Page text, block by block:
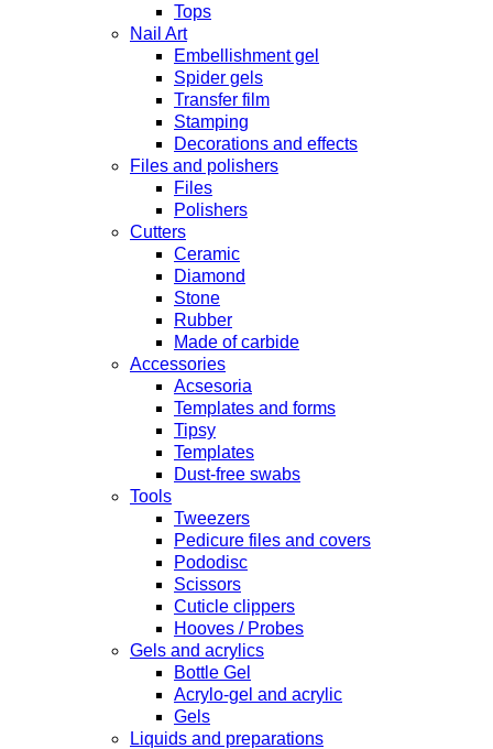
Tops
Nail Art
Embellishment gel
Spider gels
Transfer film
Stamping
Decorations and effects
Files and polishers
Files
Polishers
Cutters
Ceramic
Diamond
Stone
Rubber
Made of carbide
Accessories
Acsesoria
Templates and forms
Tipsy
Templates
Dust-free swabs
Tools
Tweezers
Pedicure files and covers
Pododisc
Scissors
Cuticle clippers
Hooves / Probes
Gels and acrylics
Bottle Gel
Acrylo-gel and acrylic
Gels
Liquids and preparations